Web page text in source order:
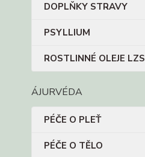
DOPLŇKY STRAVY
PSYLLIUM
ROSTLINNÉ OLEJE LZS
ÁJURVÉDA
PÉČE O PLEŤ
PÉČE O TĚLO